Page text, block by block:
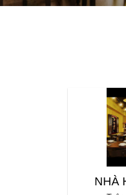
NHÀ